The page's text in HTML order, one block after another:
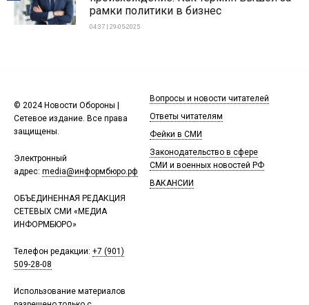
рамки политики в бизнес
04:37 | 29-05-2025
© 2024 Новости Обороны |
Сетевое издание. Все права
защищены.
Электронный
адрес: media@информбюро.рф
ОБЪЕДИНЕННАЯ РЕДАКЦИЯ
СЕТЕВЫХ СМИ «МЕДИА
ИНФОРМБЮРО»
Телефон редакции: +7 (901)
509-28-08
Использование материалов
Вопросы и новости читателей
Ответы читателям
Фейки в СМИ
Законодательство в сфере
СМИ и военных новостей РФ
ВАКАНСИИ